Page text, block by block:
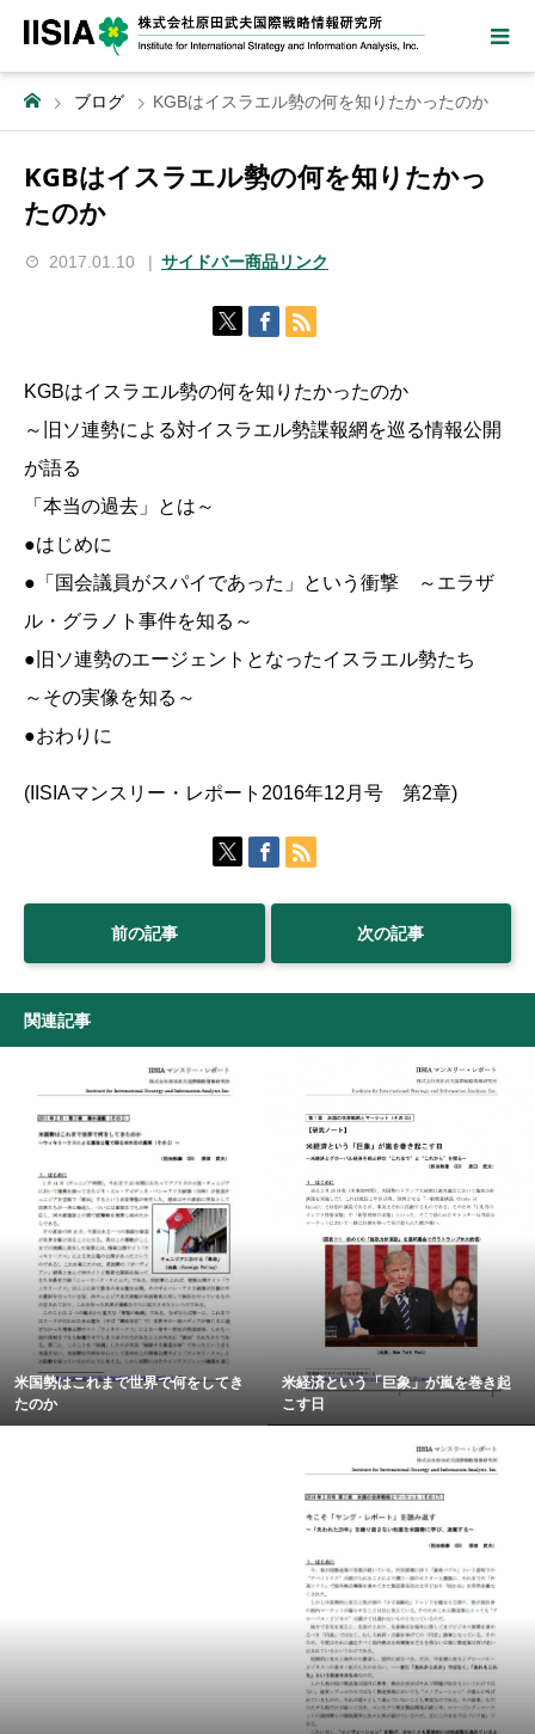
ブログ KGBはイスラエル勢の何を知りたかったのか
KGBはイスラエル勢の何を知りたかっ
たのか
2017.01.10 サイドバー商品リンク
KGBはイスラエル勢の何を知りたかったのか
～旧ソ連勢による対イスラエル勢諜報網を巡る情報公開
が語る
「本当の過去」とは～
●はじめに
●「国会議員がスパイであった」という衝撃 ～エラザ
ル・グラノト事件を知る～
●旧ソ連勢のエージェントとなったイスラエル勢たち
～その実像を知る～
●おわりに
(IISIAマンスリー・レポート2016年12月号 第2章)
前の記事 次の記事
関連記事
米国勢はこれまで世界で何をしてき
たのか
米経済という「巨象」が嵐を巻き起
こす日